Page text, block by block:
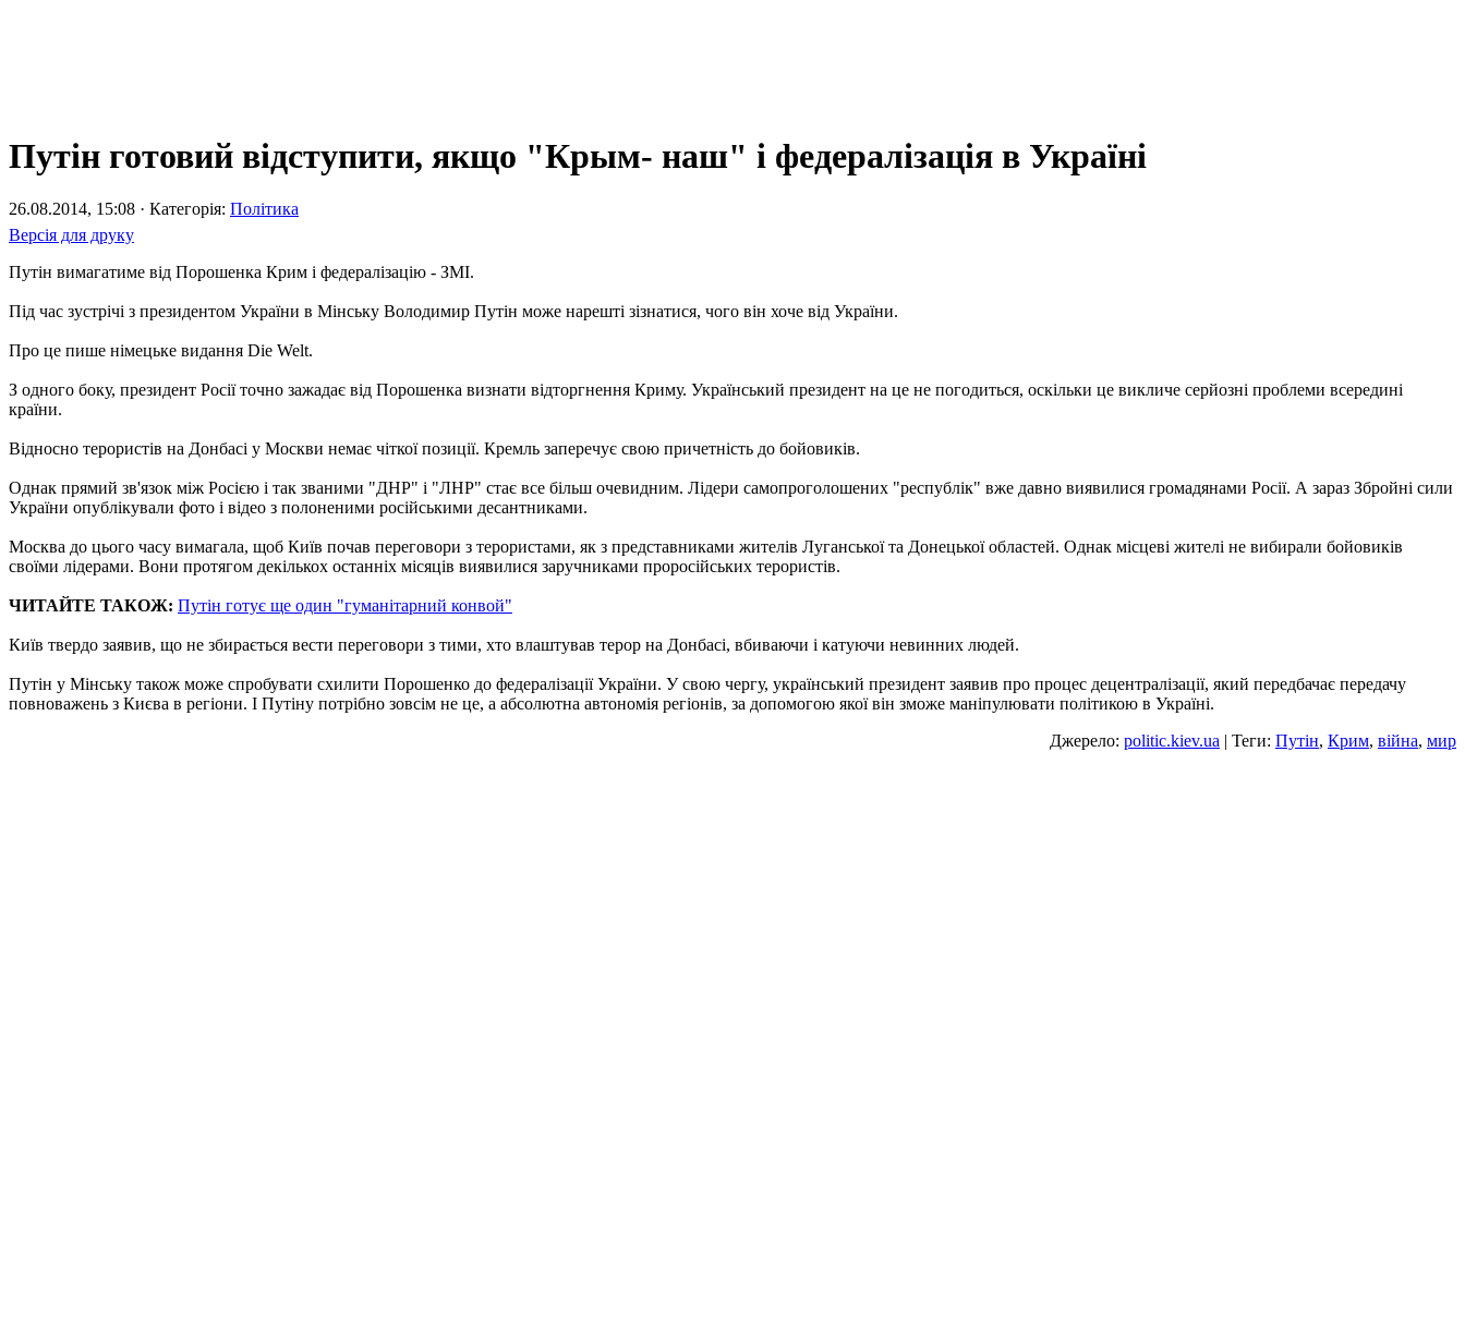
Путін готовий відступити, якщо "Крым- наш" і федералізація в Україні
26.08.2014, 15:08 · Категорія: Політика
Версія для друку
Путін вимагатиме від Порошенка Крим і федералізацію - ЗМІ.
Під час зустрічі з президентом України в Мінську Володимир Путін може нарешті зізнатися, чого він хоче від України.
Про це пише німецьке видання Die Welt.
З одного боку, президент Росії точно зажадає від Порошенка визнати відторгнення Криму. Український президент на це не погодиться, оскільки це викличе серйозні проблеми всередині
країни.
Відносно терористів на Донбасі у Москви немає чіткої позиції. Кремль заперечує свою причетність до бойовиків.
Однак прямий зв'язок між Росією і так званими "ДНР" і "ЛНР" стає все більш очевидним. Лідери самопроголошених "республік" вже давно виявилися громадянами Росії. А зараз Збройні сили
України опублікували фото і відео з полоненими російськими десантниками.
Москва до цього часу вимагала, щоб Київ почав переговори з терористами, як з представниками жителів Луганської та Донецької областей. Однак місцеві жителі не вибирали бойовиків
своїми лідерами. Вони протягом декількох останніх місяців виявилися заручниками проросійських терористів.
ЧИТАЙТЕ ТАКОЖ: Путін готує ще один "гуманітарний конвой"
Київ твердо заявив, що не збирається вести переговори з тими, хто влаштував терор на Донбасі, вбиваючи і катуючи невинних людей.
Путін у Мінську також може спробувати схилити Порошенко до федералізації України. У свою чергу, український президент заявив про процес децентралізації, який передбачає передачу
повноважень з Києва в регіони. І Путіну потрібно зовсім не це, а абсолютна автономія регіонів, за допомогою якої він зможе маніпулювати політикою в Україні.
Джерело: politic.kiev.ua | Теги: Путін, Крим, війна, мир